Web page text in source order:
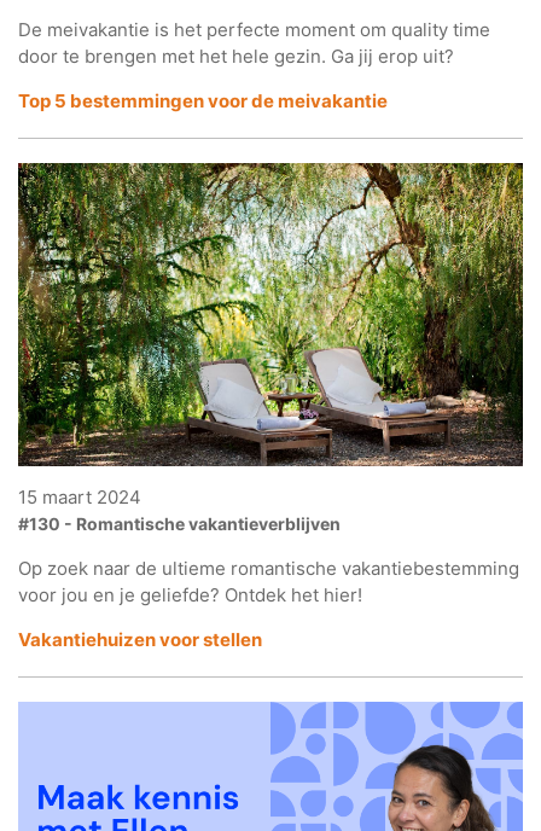
De meivakantie is het perfecte moment om quality time
door te brengen met het hele gezin. Ga jij erop uit?
Top 5 bestemmingen voorde meivakantie
15 maart 2024
#130 - Romantische vakantieverblijven
Op zoek naar de ultieme romantische vakantiebestemming
voor jou en je geliefde? Ontdek het hier!
Vakantiehuizen voor stellen